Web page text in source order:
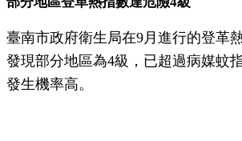
臺南市政府衛生局在9月進行的登革
發現部分地區為4級，已超過病媒蚊
發生機率高。